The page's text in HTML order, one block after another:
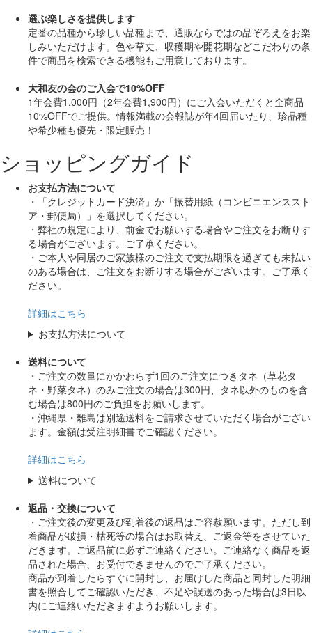
選ぶ楽しさを提供します
定番の品種から珍しい品種まで、通販ならではの品ぞろえをお楽
しみいただけます。色や草丈、収穫期や開花期などこだわりの条
件で商品を検索できる機能もご用意しております。
大和友の会のご入会で10%OFF
1年会費1,000円（2年会費1,900円）にご入会いただくと全商品
10%OFFでご提供。情報満載の会報誌が年4回届いたり、珍品種
や希少種も優先・限定販売！
ショッピングガイド
お支払方法について
・「クレジットカード決済」か「振替用紙（コンビニエンススト
ア・郵便局）」を選択してください。
・弊社の規定により、前金でお願いする場合やご注文をお断りす
る場合がございます。ご了承ください。
・ご本人や同居のご家族様のご注文で支払期限を過ぎても未払い
のある場合は、ご注文をお断りする場合がございます。ご了承く
ださい。
詳細はこちら
お支払方法について
送料について
・ご注文の数量にかかわらず1回のご注文につきタネ（草花タ
ネ・野菜タネ）のみご注文の場合は300円、タネ以外のものを含
む場合は800円のご負担をお願いします。
・沖縄県・離島は別途送料をご請求させていただく場合がござい
ます。金額は受注明細書でご確認ください。
詳細はこちら
送料について
返品・交換について
・ご注文後の変更及び到着後の返品はご容赦願います。ただし到
着商品が破損・枯死等の場合はお取替え、ご返金等をさせていた
だきます。ご返品前に必ずご連絡ください。ご連絡なく商品を返
品された場合、お受付できませんのでご了承ください。
商品が到着したらすぐに開封し、お届けした商品と同封した明細
書を照合してご確認いただき、不足や誤送のあった場合は3日以
内にご連絡いただきますようお願いします。